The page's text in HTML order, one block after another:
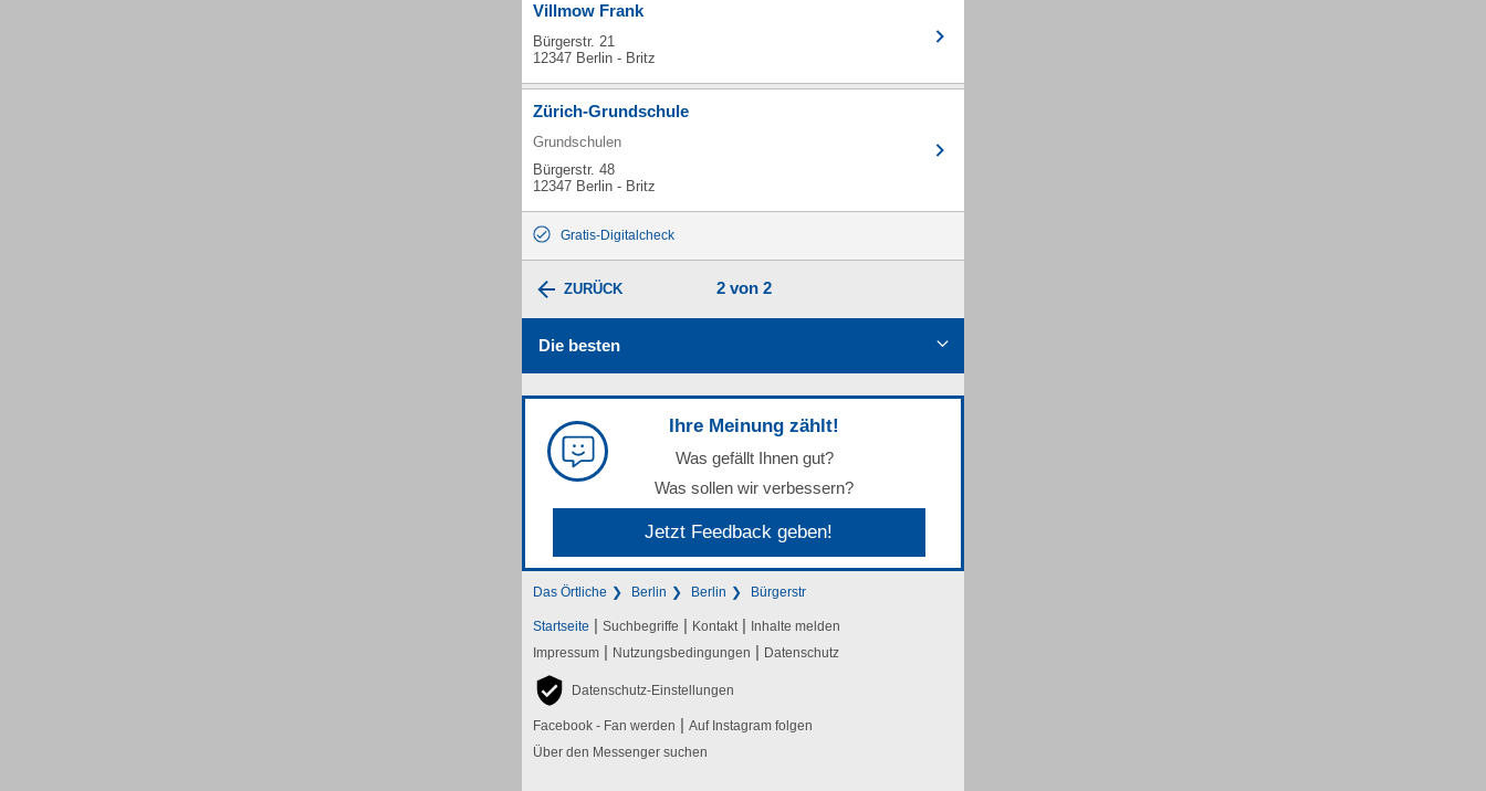
Villmow Frank
Bürgerstr. 21
12347 Berlin - Britz
Zürich-Grundschule
Grundschulen
Bürgerstr. 48
12347 Berlin - Britz
Gratis-Digitalcheck
ZURÜCK 2 von 2
Die besten
Ihre Meinung zählt!
Was gefällt Ihnen gut?
Was sollen wir verbessern?
Jetzt Feedback geben!
Das Örtliche Berlin Berlin Bürgerstr
Startseite | Suchbegriffe | Kontakt | Inhalte melden
Impressum | Nutzungsbedingungen | Datenschutz
Datenschutz-Einstellungen
Facebook - Fan werden | Auf Instagram folgen
Über den Messenger suchen